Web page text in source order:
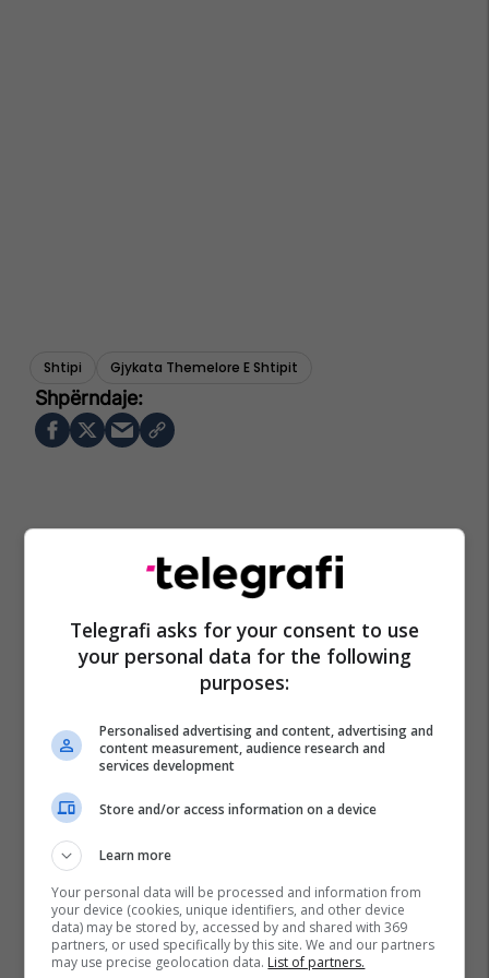
Shtipi Gjykata Themelore E Shtipit
Telegrafi asks for your consent to use
your personal data for the following
purposes:
Personalised advertising and content, advertising and
content measurement, audience research and
services development
Store and/or access information on a device
Learn more
Your personal data will be processed and information from
your device (cookies, unique identifiers, and other device
data) may be stored by, accessed by and shared with 369
partners, or used specifically by this site. We and our partners
may use precise geolocation data. List of partners.